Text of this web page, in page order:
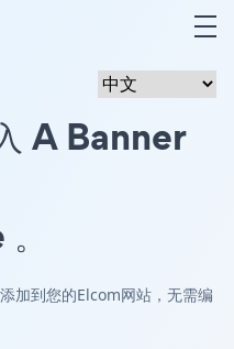
A Banner
到您的Elcom网站，无需编